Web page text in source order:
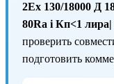
2Ex 130/18000 Д
80Ra i Кп<1
проверить
подготовить